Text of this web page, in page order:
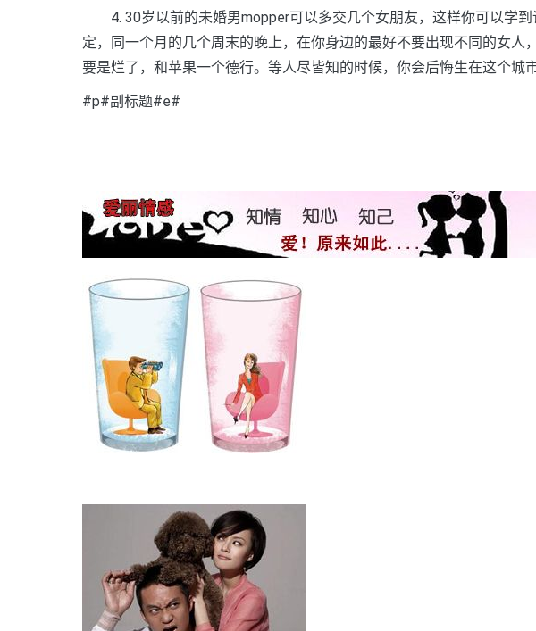
4. 30岁以前的未婚男mopper可以多交几个女朋友，这样你可以学到
定，同一个月的几个周末的晚上，在你身边的最好不要出现不同的女人
要是烂了，和苹果一个德行。等人尽皆知的时候，你会后悔生在这个城
#p#副标题#e#